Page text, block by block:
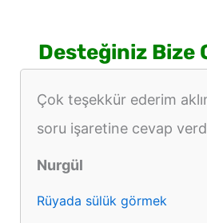
Desteğiniz Bize
Çok teşekkür ederim
soru işaretine cevap
Nurgül
Rüyada sülük görmek